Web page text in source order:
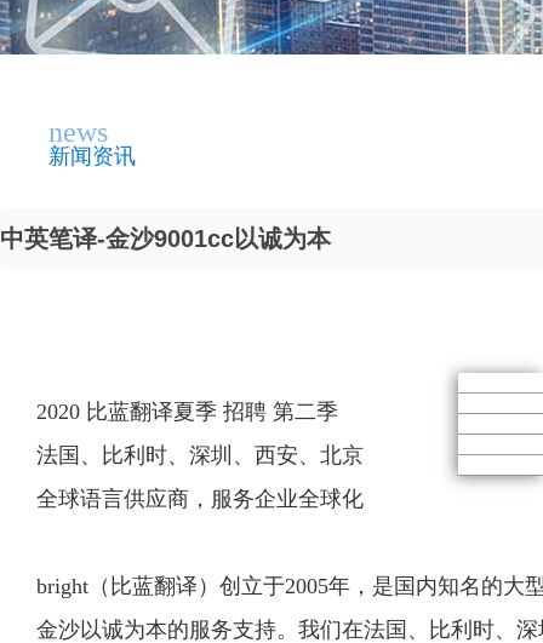
news
新闻资讯
中英笔译-金沙9001cc以诚为本
2020 比蓝翻译夏季 招聘 第二季
法国、比利时、深圳、西安、北京
全球语言供应商，服务企业全球化
bright（比蓝翻译）创立于2005年，是国内知名的大
金沙以诚为本的服务支持。我们在法国、比利时、